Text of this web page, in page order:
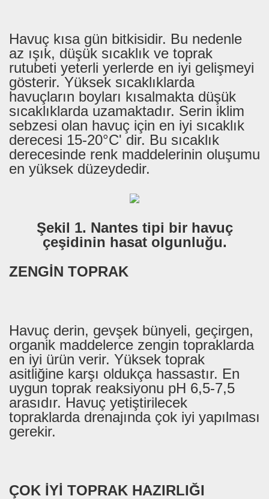
Havuç kısa gün bitkisidir. Bu nedenle
az ışık, düşük sıcaklık ve toprak
rutubeti yeterli yerlerde en iyi gelişmeyi
gösterir. Yüksek sıcaklıklarda
havuçların boyları kısalmakta düşük
sıcaklıklarda uzamaktadır. Serin iklim
sebzesi olan havuç için en iyi sıcaklık
derecesi 15-20°C' dir. Bu sıcaklık
derecesinde renk maddelerinin oluşumu
en yüksek düzeydedir.
Şekil 1. Nantes tipi bir havuç
çeşidinin hasat olgunluğu.
ZENGİN TOPRAK
Havuç derin, gevşek bünyeli, geçirgen,
organik maddelerce zengin topraklarda
en iyi ürün verir. Yüksek toprak
asitliğine karşı oldukça hassastır. En
uygun toprak reaksiyonu pH 6,5-7,5
arasıdır. Havuç yetiştirilecek
topraklarda drenajında çok iyi yapılması
gerekir.
ÇOK İYİ TOPRAK HAZIRLIĞI